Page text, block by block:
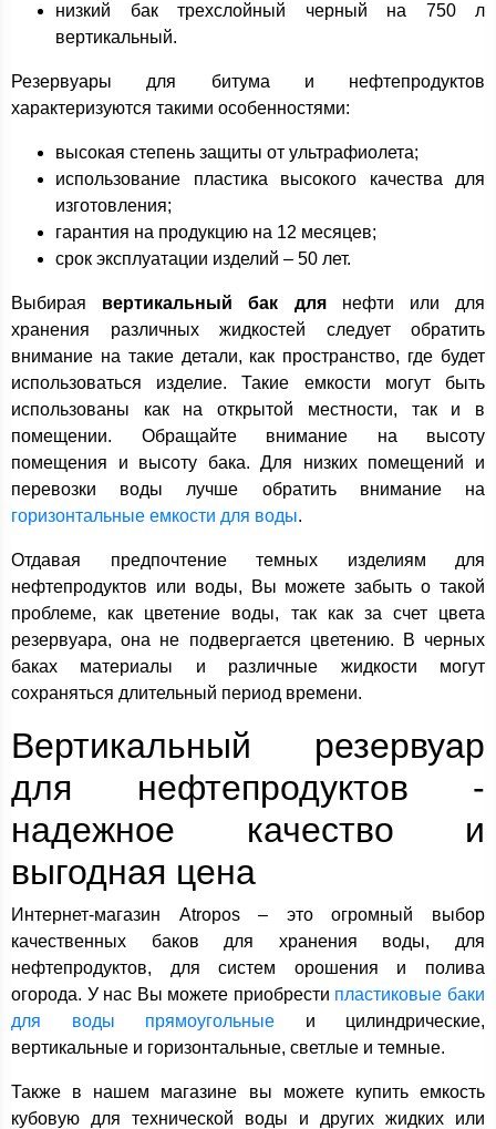
низкий бак трехслойный черный на 750 л
вертикальный.
Резервуары для битума и нефтепродуктов
характеризуются такими особенностями:
высокая степень защиты от ультрафиолета;
использование пластика высокого качества для
изготовления;
гарантия на продукцию на 12 месяцев;
срок эксплуатации изделий – 50 лет.
Выбирая вертикальный бак длянефти или для
хранения различных жидкостей следует обратить
внимание на такие детали, как пространство, где будет
использоваться изделие. Такие емкости могут быть
использованы как на открытой местности, так и в
помещении. Обращайте внимание на высоту
помещения и высоту бака. Для низких помещений и
перевозки воды лучше обратить внимание на
горизонтальные емкости для воды.
Отдавая предпочтение темных изделиям для
нефтепродуктов или воды, Вы можете забыть о такой
проблеме, как цветение воды, так как за счет цвета
резервуара, она не подвергается цветению. В черных
баках материалы и различные жидкости могут
сохраняться длительный период времени.
Вертикальный резервуар
для нефтепродуктов -
надежное качество и
выгодная цена
Интернет-магазин Atropos – это огромный выбор
качественных баков для хранения воды, для
нефтепродуктов, для систем орошения и полива
огорода. У нас Вы можете приобрести пластиковые баки
для воды прямоугольные и цилиндрические,
вертикальные и горизонтальные, светлые и темные.
Также в нашем магазине вы можете купить емкость
кубовую для технической воды и других жидких или